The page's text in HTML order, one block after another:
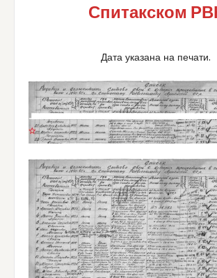
Спитакском
Дата указана на печати.